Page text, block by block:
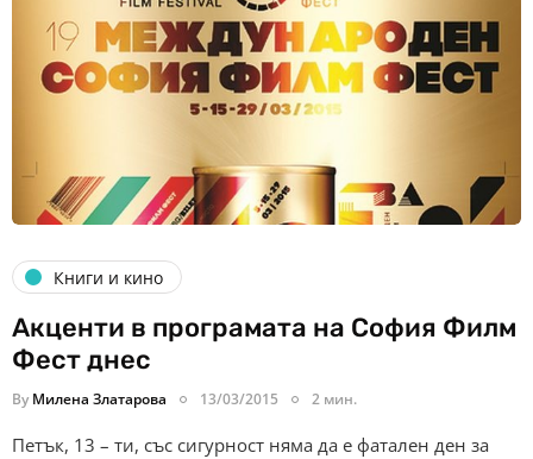
Книги и кино
Акценти в програмата на София Филм
Фест днес
By Милена Златарова 13/03/2015 2 мин.
Петък, 13 – ти, със сигурност няма да е фатален ден за